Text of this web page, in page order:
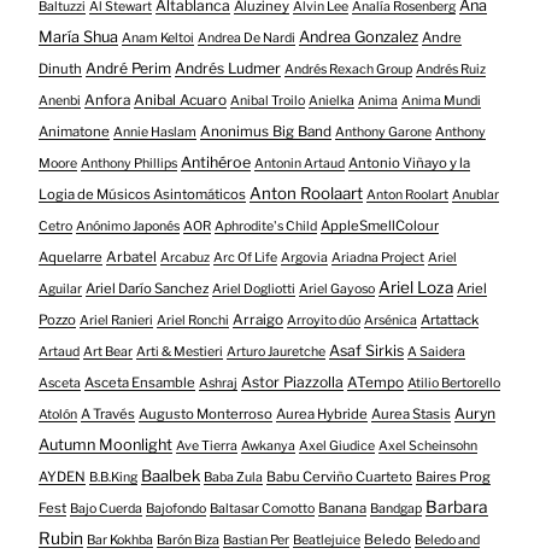
Baltuzzi Al Stewart Altablanca Aluziney Alvin Lee Analía Rosenberg Ana
María Shua Anam Keltoi Andrea De Nardi Andrea Gonzalez Andre
Dinuth André Perim Andrés Ludmer Andrés Rexach Group Andrés Ruiz
Anenbi Anfora Anibal Acuaro Anibal Troilo Anielka Anima Anima Mundi
Animatone Annie Haslam Anonimus Big Band Anthony Garone Anthony
Moore Anthony Phillips Antihéroe Antonin Artaud Antonio Viñayo y la
Logia de Músicos Asintomáticos Anton Roolaart Anton Roolart Anublar
Cetro Anónimo Japonés AOR Aphrodite's Child AppleSmellColour
Aquelarre Arbatel Arcabuz Arc Of Life Argovia Ariadna Project Ariel
Aguilar Ariel Darío Sanchez Ariel Dogliotti Ariel Gayoso Ariel Loza Ariel
Pozzo Ariel Ranieri Ariel Ronchi Arraigo Arroyito dúo Arsénica Artattack
Artaud Art Bear Arti & Mestieri Arturo Jauretche Asaf Sirkis A Saidera
Asceta Asceta Ensamble Ashraj Astor Piazzolla ATempo Atilio Bertorello
Atolón A Través Augusto Monterroso Aurea Hybride Aurea Stasis Auryn
Autumn Moonlight Ave Tierra Awkanya Axel Giudice Axel Scheinsohn
AYDEN B.B.King Baalbek Baba Zula Babu Cerviño Cuarteto Baires Prog
Fest Bajo Cuerda Bajofondo Baltasar Comotto Banana Bandgap Barbara
Rubin Bar Kokhba Barón Biza Bastian Per Beatlejuice Beledo Beledo and